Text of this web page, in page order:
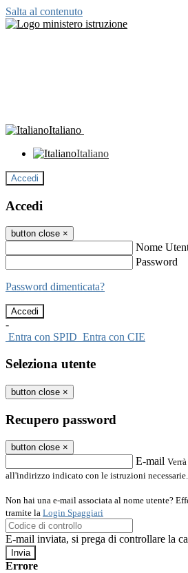
Salta al contenuto
Italiano
Italiano
Accedi
Accedi
button close ×
Nome
Password
Password dimenticata?
-
Entra con SPID Entra con CIE
Seleziona utente
button close ×
Recupero password
button close ×
E-mail
all'indirizzo indicato con le istruzioni necessarie.
Non hai una e-mail associata al nome utente?
tramite la Login Spaggiari
E-mail inviata, si prega di controllare la
Errore